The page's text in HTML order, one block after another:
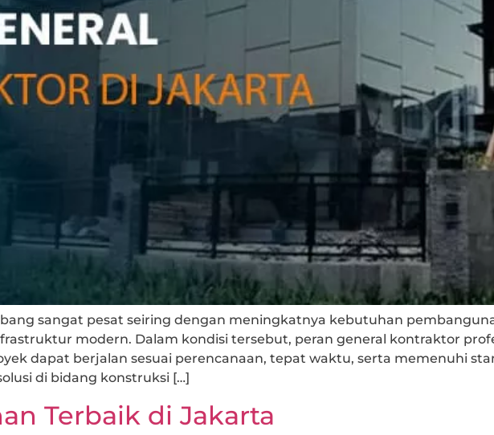
sangat pesat seiring dengan meningkatnya kebutuhan
modern. Dalam kondisi tersebut, peran general kontraktor
dapat berjalan sesuai perencanaan, tepat waktu, serta memenuhi
di bidang konstruksi […]
Terbaik di Jakarta